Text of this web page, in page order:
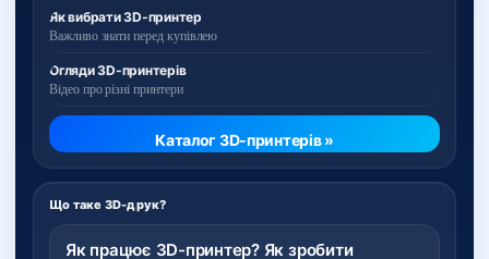
Як вибрати 3D-принтер
Важливо знати перед купівлею
Огляди 3D-принтерів
Відео про різні принтери
Каталог 3D-принтерів »
Що таке 3D-друк?
Як працює 3D-принтер? Як зробити